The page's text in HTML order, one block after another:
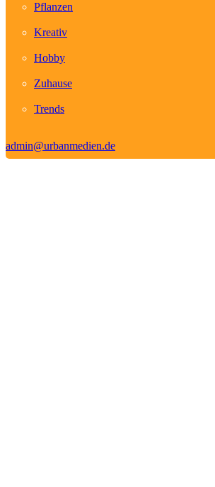
Pflanzen
Kreativ
Hobby
Zuhause
Trends
admin@urbanmedien.de